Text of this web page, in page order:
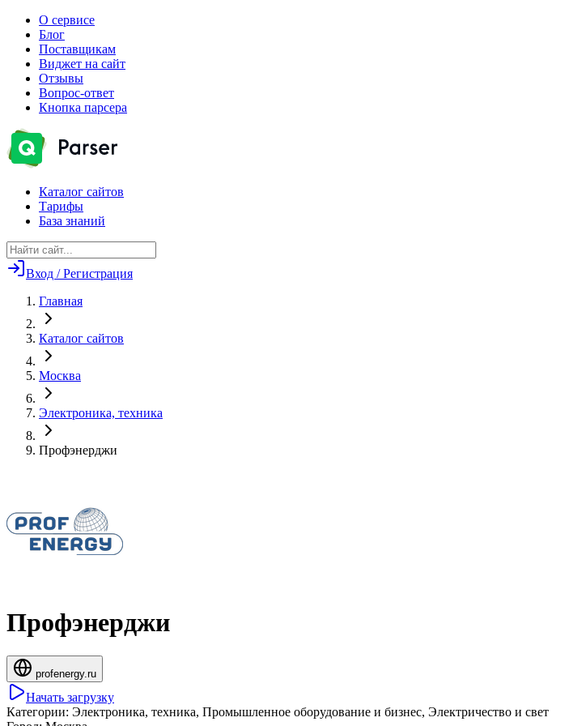
О сервисе
Блог
Поставщикам
Виджет на сайт
Отзывы
Вопрос-ответ
Кнопка парсера
Каталог сайтов
Тарифы
База знаний
Вход / Регистрация
Главная
Каталог сайтов
Москва
Электроника, техника
Профэнерджи
Профэнерджи
profenergy.ru
Начать загрузку
Категории: Электроника, техника, Промышленное оборудование и бизнес, Электричество и свет